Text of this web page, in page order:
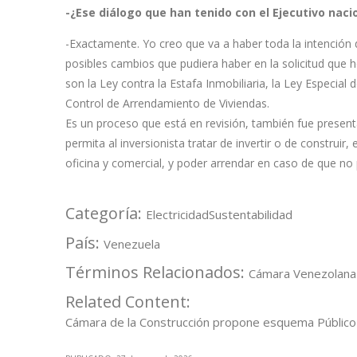
-¿Ese diálogo que han tenido con el Ejecutivo
-Exactamente. Yo creo que va a haber toda la
posibles cambios que pudiera haber en la solicitud
son la Ley contra la Estafa Inmobiliaria, la Ley Especial
Control de Arrendamiento de Viviendas.
Es un proceso que está en revisión, también fue
permita al inversionista tratar de invertir o de
oficina y comercial, y poder arrendar en caso de que
Categoría: ElectricidadSustentabilidad
País: Venezuela
Términos Relacionados: Cámara
Related Content:
Cámara de la Construcción propone esquema